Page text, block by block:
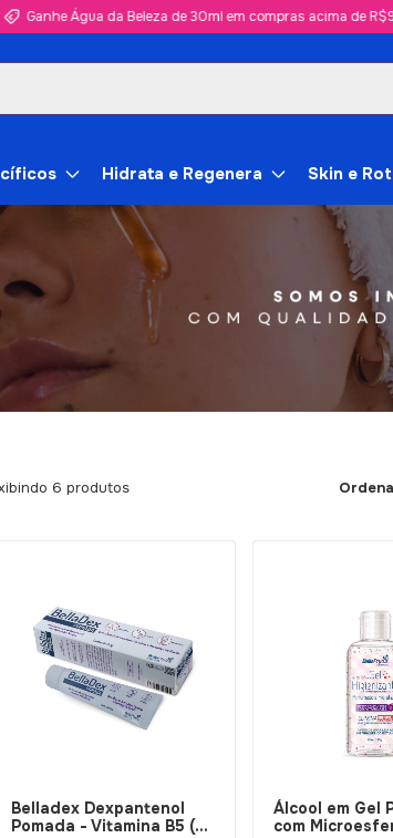
Ganhe Água da Beleza de 30ml em compras acima de R$99
Hidrata e Regenera Skin e
6 produtos
Belladex Dexpantenol
Pomada - Vitamina B5 (D-
Álcool em Gel
com